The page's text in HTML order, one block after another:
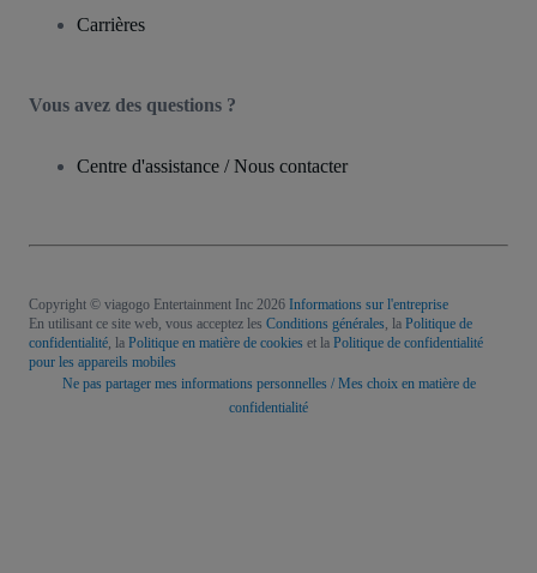
Carrières
Vous avez des questions ?
Centre d'assistance / Nous contacter
Copyright © viagogo Entertainment Inc 2026 Informations sur l'entreprise
En utilisant ce site web, vous acceptez les Conditions générales, la Politique de
confidentialité, la Politique en matière de cookies et la Politique de confidentialité
pour les appareils mobiles
Ne pas partager mes informations personnelles / Mes choix en matière de
confidentialité